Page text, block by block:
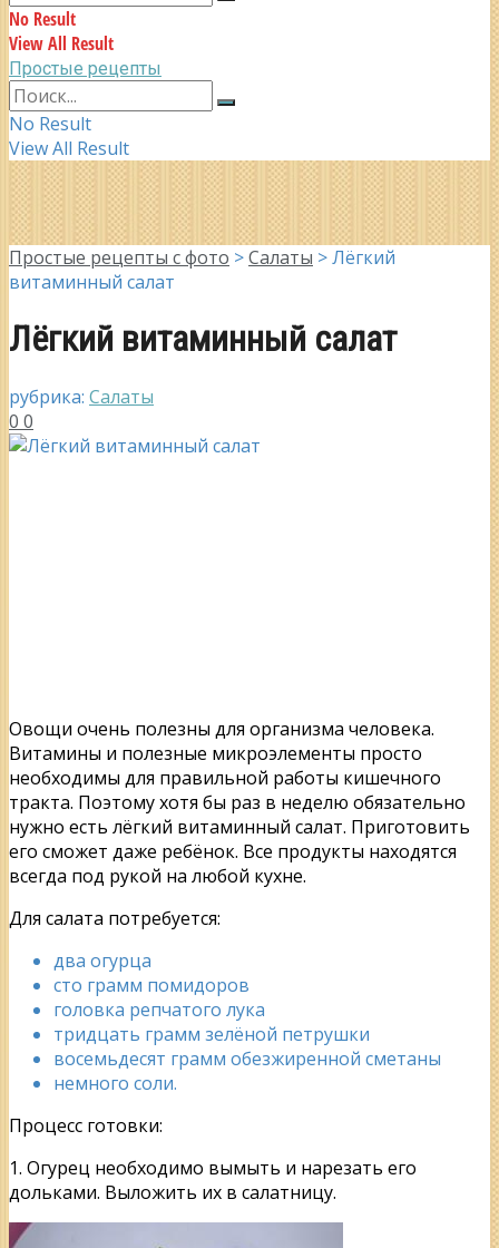
No Result
View All Result
Простые рецепты
No Result
View All Result
Простые рецепты с фото >Салаты >Лёгкий
витаминный салат
Лёгкий витаминный салат
рубрика: Салаты
0 0
Овощи очень полезны для организма человека.
Витамины и полезные микроэлементы просто
необходимы для правильной работы кишечного
тракта. Поэтому хотя бы раз в неделю обязательно
нужно есть лёгкий витаминный салат. Приготовить
его сможет даже ребёнок. Все продукты находятся
всегда под рукой на любой кухне.
Для салата потребуется:
два огурца
сто грамм помидоров
головка репчатого лука
тридцать грамм зелёной петрушки
восемьдесят грамм обезжиренной сметаны
немного соли.
Процесс готовки:
1. Огурец необходимо вымыть и нарезать его
дольками. Выложить их в салатницу.